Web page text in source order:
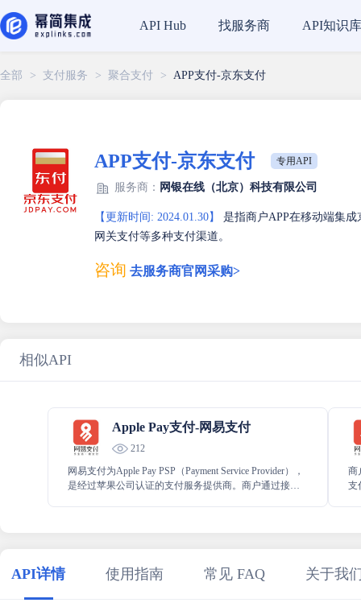
API Hub 找服务商 API知识库
全部 > 支付服务 > 聚合支付 > APP支付-京东支付
APP支付-京东支付 专用API
服务商： 网银在线（北京）科技有限公司
【更新时间: 2024.01.30】
是指商户APP在移动端集
网关支付等多种支付渠道。
咨询 去服务商官网采购>
相似API
Apple Pay支付-网易支付
212
网易支付为Apple Pay PSP（Payment Service Provider），
是经过苹果公司认证的支付服务提供商。商户通过接入
商
支
API详情 使用指南 常见 FAQ 关于我